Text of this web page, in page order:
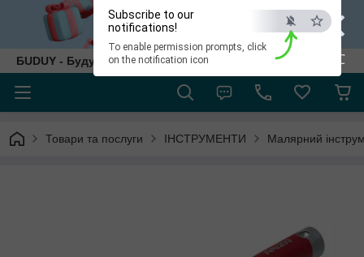
×
ESC
Subscribe to our
notifications!
To enable permission prompts, click
on the notification icon
БUDUY - Будуй як собі!
Товари та послуги ІНСТРУМЕНТИ Малярний